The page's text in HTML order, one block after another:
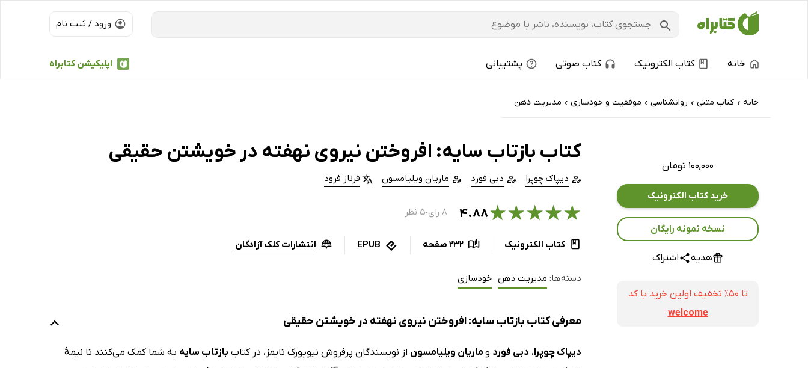
ورود / ثبت نام
اپلیکیشن کتابراه خانه کتاب الکترونیک کتاب صوتی پشتیبانی
خانه › کتاب‌ متنی › روانشناسی › موفقیت و خودسازی › مدیریت ذهن
۱۰۰,۰۰۰ تومان
خرید کتاب الکترونیک
نسخه نمونه رایگان
هدیه اشتراک
تا ۵۰٪ تخفیف اولین خرید با کد
welcome
کتاب بازتاب سایه: افروختن نیروی نهفته در خویشتن حقیقی
دیپاک چوپرا دبی فورد ماریان ویلیامسون فرناز فرود
★
★
★
★
★۴.۸۸ ۸ رای ●۵ نظر
کتاب الکترونیک 232 صفحه EPUB انتشارات کلک آزادگان
دسته‌ها: مدیریت ذهن خودسازی
معرفی کتاب بازتاب سایه: افروختن نیروی نهفته در خویشتن حقیقی
دیپاک چوپرا، دبی فورد و ماریان ویلیامسون از نویسندگان پرفروش نیویورک تایمز، در کتاب بازتاب سایه به شما کمک می‌کنند تا نیمۀ